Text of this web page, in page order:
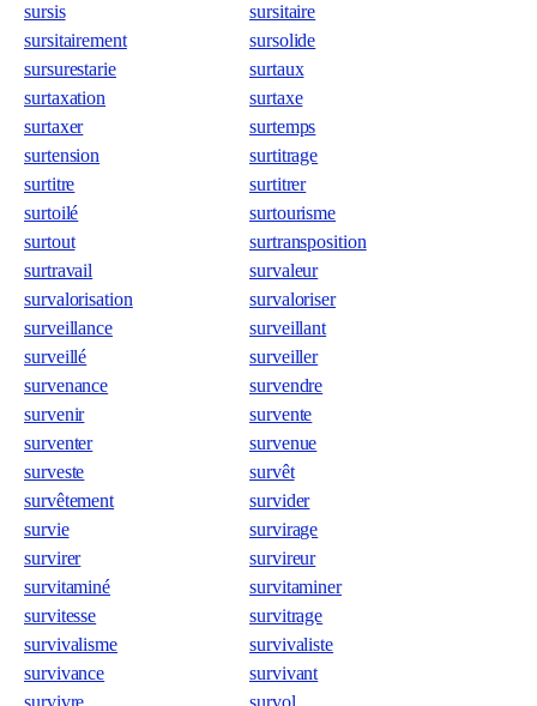
sursis
sursitaire
sursitairement
sursolide
sursurestarie
surtaux
surtaxation
surtaxe
surtaxer
surtemps
surtension
surtitrage
surtitre
surtitrer
surtoilé
surtourisme
surtout
surtransposition
surtravail
survaleur
survalorisation
survaloriser
surveillance
surveillant
surveillé
surveiller
survenance
survendre
survenir
survente
surventer
survenue
surveste
survêt
survêtement
survider
survie
survirage
survirer
survireur
survitaminé
survitaminer
survitesse
survitrage
survivalisme
survivaliste
survivance
survivant
survivre
survol